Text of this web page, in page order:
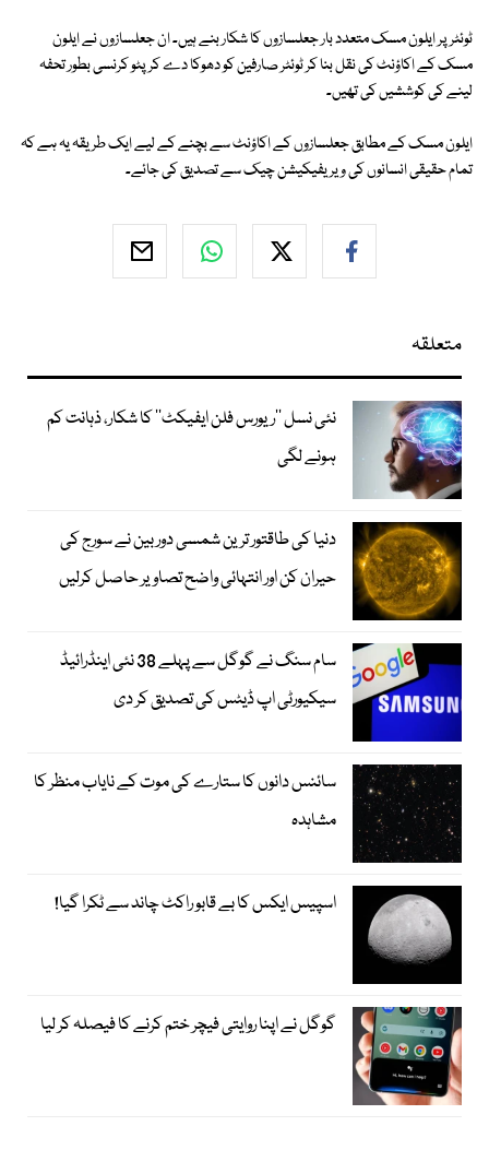
ٹوئٹر پر ایلون مسک متعدد بار جعلسازوں کا شکار بنے ہیں۔ ان جعلسازوں نے ایلون
مسک کے اکاؤنٹ کی نقل بنا کر ٹوئٹر صارفین کو دھوکا دے کرپٹو کرنسی بطور تحفہ
لینے کی کوششیں کی تھیں۔
ایلون مسک کے مطابق جعلسازوں کے اکاؤنٹ سے بچنے کے لیے ایک طریقہ یہ ہے کہ
تمام حقیقی انسانوں کی ویریفیکیشن چیک سے تصدیق کی جائے۔
متعلقہ
نئی نسل ’’ریورس فلن ایفیکٹ‘‘ کا شکار، ذہانت کم
ہونے لگی
دنیا کی طاقتور ترین شمسی دوربین نے سورج کی
حیران کن اور انتہائی واضح تصاویر حاصل کرلیں
سام سنگ نے گوگل سے پہلے 38 نئی اینڈرائیڈ
سیکیورٹی اپ ڈیٹس کی تصدیق کر دی
سائنس دانوں کا ستارے کی موت کے نایاب منظر کا
مشاہدہ
اسپیس ایکس کا بے قابو راکٹ چاند سے ٹکرا گیا!
گوگل نے اپنا روایتی فیچر ختم کرنے کا فیصلہ کر لیا